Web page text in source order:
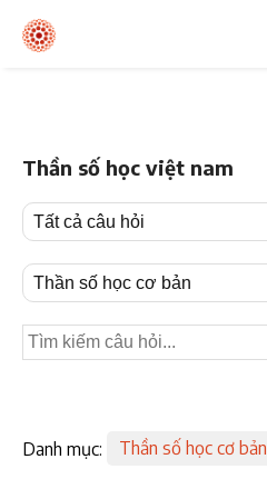
Thần số học việt nam
Danh mục: Thần số học cơ bản